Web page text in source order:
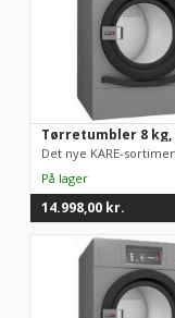
14.998,00 kr.